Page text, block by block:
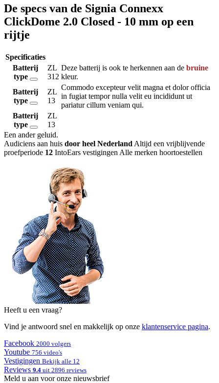
De specs van de Signia Connexx
ClickDome 2.0 Closed - 10 mm op een
rijtje
Specificaties
Batterij
type
ZL
312
Deze batterij is ook te herkennen aan de bruine
kleur.
Batterij
type
ZL
13
Commodo excepteur velit magna et dolor officia
in fugiat tempor nulla velit eu incididunt ut
pariatur cillum veniam qui.
Batterij
type
ZL
13
Een ander geluid.
Audiciens aan huis door heel Nederland Altijd een vrijblijvende
proefperiode 12 IntoEars vestigingen Alle merken hoortoestellen
Heeft u een vraag?
Vind je antwoord snel en makkelijk op onze klantenservice pagina.
Facebook 2000 volgers
Youtube 756 video's
Vestigingen Bekijk alle 12
Reviews 9.4 uit 2896 reviews
Meld u aan voor onze nieuwsbrief